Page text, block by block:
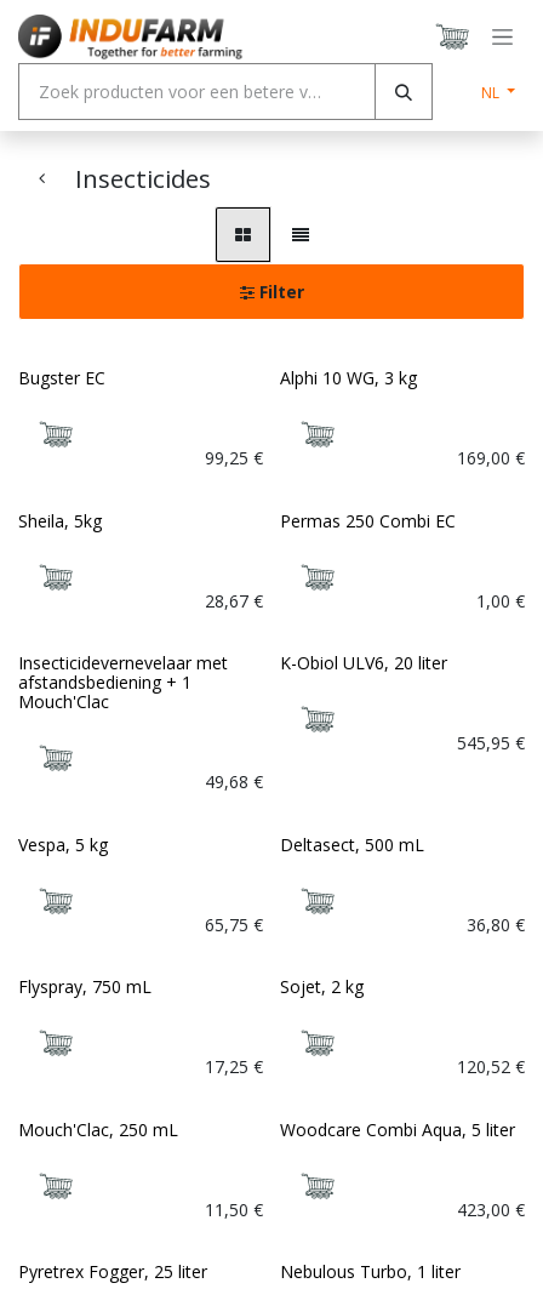
Overslaan naar inhoud
NL
Insecticides
Filter
Bugster EC
99,25 €
Alphi 10 WG, 3 kg
169,00 €
Sheila, 5kg
28,67 €
Permas 250 Combi EC
1,00 €
Insecticidevernevelaar met
afstandsbediening + 1
Mouch'Clac
49,68 €
K-Obiol ULV6, 20 liter
545,95 €
Vespa, 5 kg
65,75 €
Deltasect, 500 mL
36,80 €
Flyspray, 750 mL
17,25 €
Sojet, 2 kg
120,52 €
Mouch'Clac, 250 mL
11,50 €
Woodcare Combi Aqua, 5 liter
423,00 €
Pyretrex Fogger, 25 liter Nebulous Turbo, 1 liter